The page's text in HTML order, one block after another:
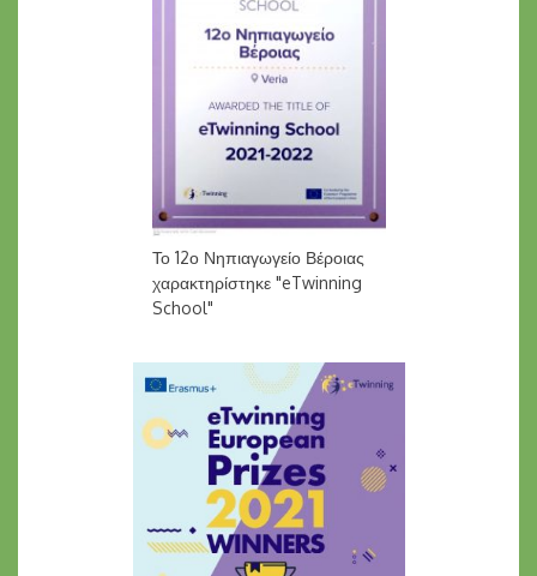
Το 12ο Νηπιαγωγείο Βέροιας
χαρακτηρίστηκε "eTwinning
School"